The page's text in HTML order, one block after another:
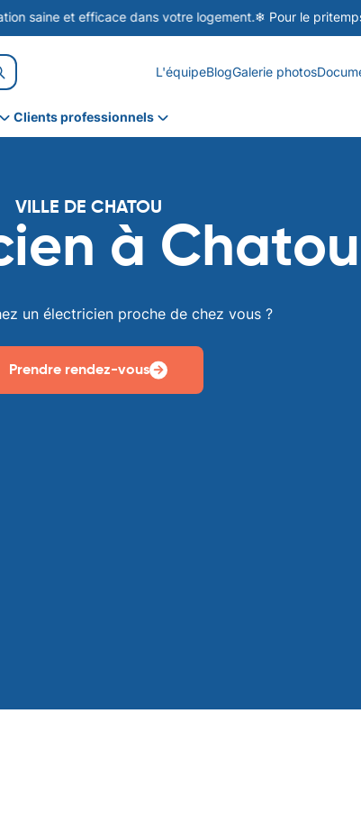
et efficace dans votre logement.❄ Pour le pritemps,
L'équipeBlogGalerie photos
Clients professionnels
VILLE DE CHATOU
à Chatou
un électricien proche de chez vous ?
Prendre rendez-vous